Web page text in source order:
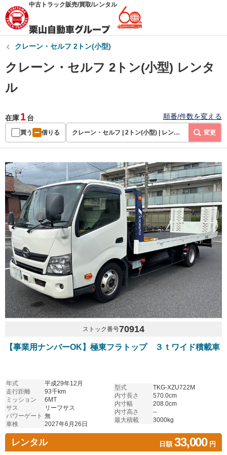
中古トラック販売/買取/レンタル
クレーン・セルフ 2トン(小型)
クレーン・セルフ 2トン(小型) レンタ
ル
在庫1台 順番/件数を変える
買う 借りる クレーン・セルフ | 2トン(小型) | レンタル 変更
ストック番号70914
【事業用ナンバーOK】極東フラトップ ３ｔワイド積載車
年式
平成29年12月
走行距離
93千km
ミッション
6MT
サス
リーフサス
パワーゲート 無
車検
2027年6月26日
型式
TKG-XZU722M
内寸長さ
570.0cm
内寸幅
208.0cm
内寸高さ
--
最大積載
3000kg
レンタル 日額33,000円